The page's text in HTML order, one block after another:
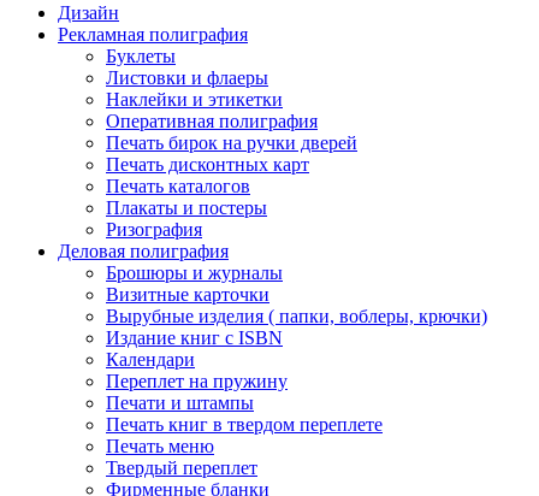
Дизайн
Рекламная полиграфия
Буклеты
Листовки и флаеры
Наклейки и этикетки
Оперативная полиграфия
Печать бирок на ручки дверей
Печать дисконтных карт
Печать каталогов
Плакаты и постеры
Ризография
Деловая полиграфия
Брошюры и журналы
Визитные карточки
Вырубные изделия ( папки, воблеры, крючки)
Издание книг с ISBN
Календари
Переплет на пружину
Печати и штампы
Печать книг в твердом переплете
Печать меню
Твердый переплет
Фирменные бланки